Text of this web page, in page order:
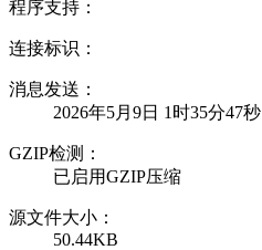
程序支持：
连接标识：
消息发送：
2026年5月9日 1时35分47秒
GZIP检测：
已启用GZIP压缩
源文件大小：
50.44KB